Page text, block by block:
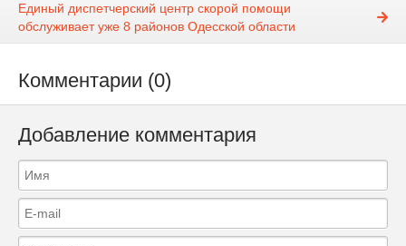
Единый диспетчерский центр скорой помощи
обслуживает уже 8 районов Одесской области
Комментарии (0)
Добавление комментария